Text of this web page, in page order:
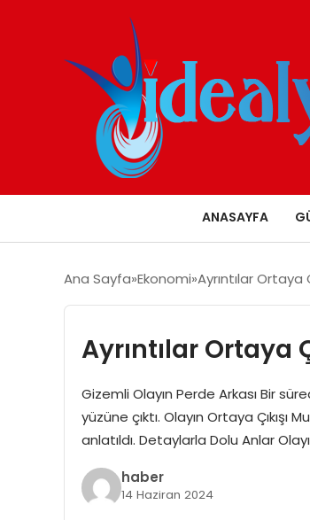
ANASAYFA
Ana Sayfa Ekonomi Ayrıntılar Ortaya
Ayrıntılar Ortaya
Gizemli Olayın Perde Arkası Bir
yüzüne çıktı. Olayın Ortaya
anlatıldı. Detaylarla Dolu Anlar
haber
14 Haziran 2024